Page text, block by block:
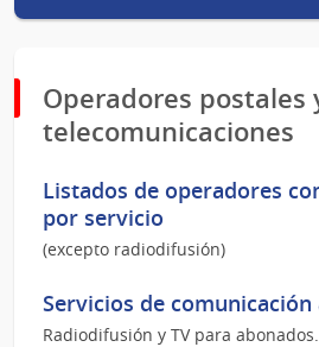
Operadores postales
telecomunicaciones
Listados de operadores
por servicio
(excepto radiodifusión)
Servicios de
Radiodifusión y TV para abonados.